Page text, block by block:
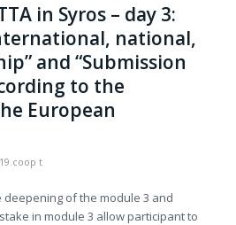
in Syros – day 3:
national,
and “Submission
to the
European
19.coop t
deepening of the module 3 and
in module 3 allow participant to